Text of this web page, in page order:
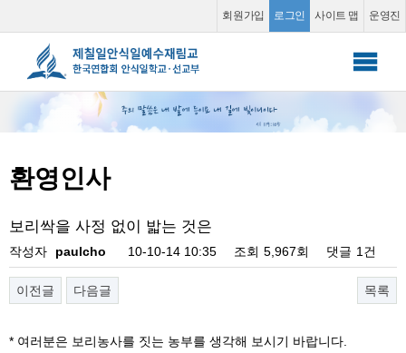
회원가입 로그인 사이트 맵 운영진
▼
소그룹 동영상
커뮤니티
환영인사
환영인사
보리싹을 사정 없이 밟는 것은
작성자 paulcho 10-10-14 10:35 조회 5,967회 댓글 1건
이전글 다음글 목록
* 여러분은 보리농사를 짓는 농부를 생각해 보시기 바랍니다.